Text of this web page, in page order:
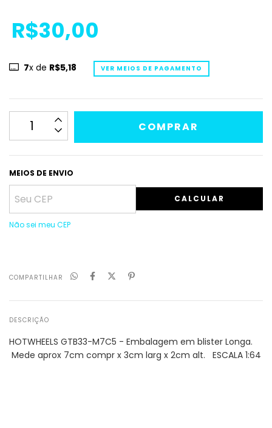
R$30,00
7x de R$5,18 VER MEIOS DE PAGAMENTO
MEIOS DE ENVIO
CALCULAR
Não sei meu CEP
COMPARTILHAR
DESCRIÇÃO
HOTWHEELS GTB33-M7C5 - Embalagem em blister Longa.
Mede aprox 7cm compr x 3cm larg x 2cm alt. ESCALA 1:64